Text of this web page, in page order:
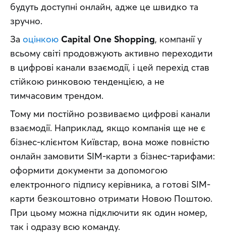
будуть доступні онлайн, адже це швидко та
зручно.
За оцінкою Capital One Shopping, компанії у
всьому світі продовжують активно переходити
в цифрові канали взаємодії, і цей перехід став
стійкою ринковою тенденцією, а не
тимчасовим трендом.
Тому ми постійно розвиваємо цифрові канали
взаємодії. Наприклад, якщо компанія ще не є
бізнес-клієнтом Київстар, вона може повністю
онлайн замовити SIM-карти з бізнес-тарифами:
оформити документи за допомогою
електронного підпису керівника, а готові SIM-
карти безкоштовно отримати Новою Поштою.
При цьому можна підключити як один номер,
так і одразу всю команду.